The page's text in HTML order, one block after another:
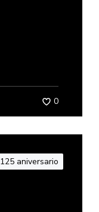
0
125 aniversario